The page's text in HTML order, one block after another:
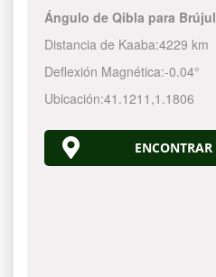
Ángulo de Qibla para
Distancia de Kaaba:4229 km
Deflexión Magnética:-0.04°
Ubicación:41.1211 ,1.1806